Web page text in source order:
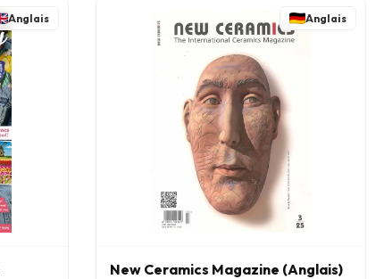
Anglais Anglais
New Ceramics Magazine (Anglais)